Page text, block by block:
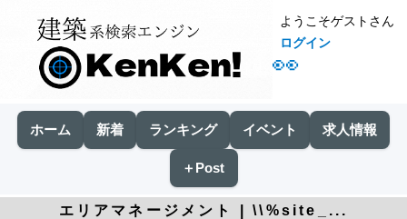
👀
ようこそゲストさん
ログイン
ホーム 新着 ランキング イベント 求人情報
＋Post
エリアマネージメント | \\%site_...